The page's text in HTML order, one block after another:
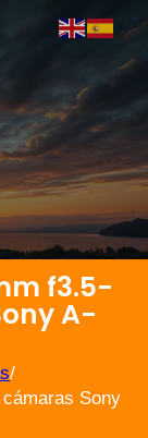
f3.5-
A-
/
Sony